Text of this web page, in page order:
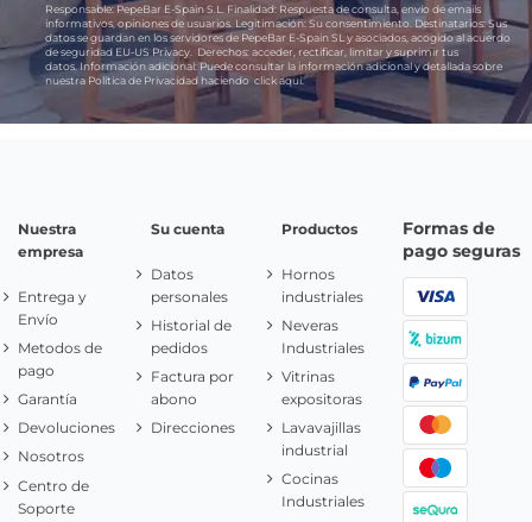
Responsable:PepeBar E-Spain S.L. Finalidad: Respuesta de consulta, envío de emails
informativos, opiniones de usuarios. Legitimación: Su consentimiento. Destinatarios:Sus
datos se guardan en los servidores de PepeBar E-Spain SL y asociados, acogido al acuerdo
de seguridad EU-US Privacy.
Derechos: acceder, rectificar, limitar y suprimir tus
datos.Información adicional:Puede consultar la información adicional y detallada sobre
nuestra Política de Privacidad haciendoclick aquí.
Nuestra
empresa
Entrega y
Envío
Metodos de
pago
Garantía
Devoluciones
Nosotros
Centro de
Soporte
Su cuenta
Datos
personales
Historial de
pedidos
Factura por
abono
Direcciones
Productos
Hornos
industriales
Neveras
Industriales
Vitrinas
expositoras
Lavavajillas
industrial
Cocinas
Industriales
Formas de
pago seguras